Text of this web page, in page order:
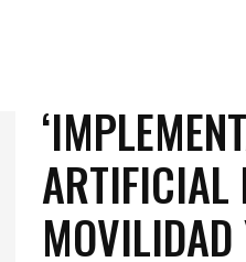
ARTIFICIAL
MOVILIDAD